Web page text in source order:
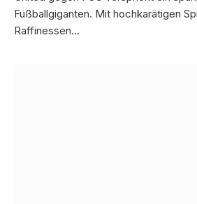
Fußballgiganten. Mit hochkarätigen
Raffinessen…